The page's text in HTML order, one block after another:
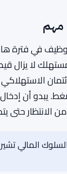
فترة طويلة
أحيانًا بشكل
أدوارهم
في فترة